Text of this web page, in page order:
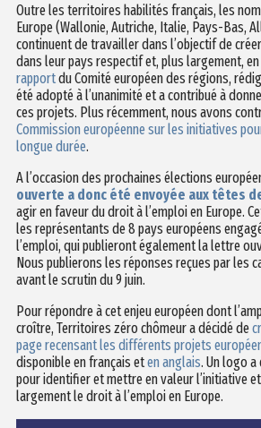
Outre les territoires habilités français, les
Europe (Wallonie, Autriche, Italie, Pays-Bas,
continuent de travailler dans l’objectif de
dans leur pays respectif et, plus largement, en
rapportdu Comité européen des régions,
été adopté à l’unanimité et a contribué à
ces projets. Plus récemment, nous avons
Commission européenne sur les initiatives
longue durée.
A l’occasion des prochaines élections
ouverte a donc été envoyée aux têtes
agir en faveur du droit à l’emploi en Europe.
les représentants de 8 pays européens
l’emploi, qui publieront également la lettre
Nous publierons les réponses reçues par les
avant le scrutin du 9 juin.
Pour répondre à cet enjeu européen dont
croître, Territoires zéro chômeur a décidé de
page recensant les différents projets
disponible en français eten anglais. Un logo
pour identifier et mettre en valeur l’initiative
largement le droit à l’emploi en Europe.